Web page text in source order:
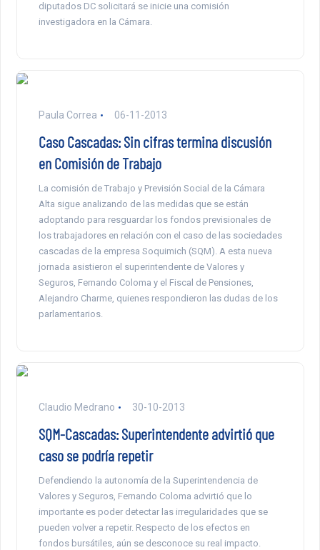
diputados DC solicitará se inicie una comisión
investigadora en la Cámara.
Paula Correa 06-11-2013
Caso Cascadas: Sin cifras termina discusión
en Comisión de Trabajo
La comisión de Trabajo y Previsión Social de la Cámara
Alta sigue analizando de las medidas que se están
adoptando para resguardar los fondos previsionales de
los trabajadores en relación con el caso de las sociedades
cascadas de la empresa Soquimich (SQM). A esta nueva
jornada asistieron el superintendente de Valores y
Seguros, Fernando Coloma y el Fiscal de Pensiones,
Alejandro Charme, quienes respondieron las dudas de los
parlamentarios.
Claudio Medrano 30-10-2013
SQM-Cascadas: Superintendente advirtió que
caso se podría repetir
Defendiendo la autonomía de la Superintendencia de
Valores y Seguros, Fernando Coloma advirtió que lo
importante es poder detectar las irregularidades que se
pueden volver a repetir. Respecto de los efectos en
fondos bursátiles, aún se desconoce su real impacto.